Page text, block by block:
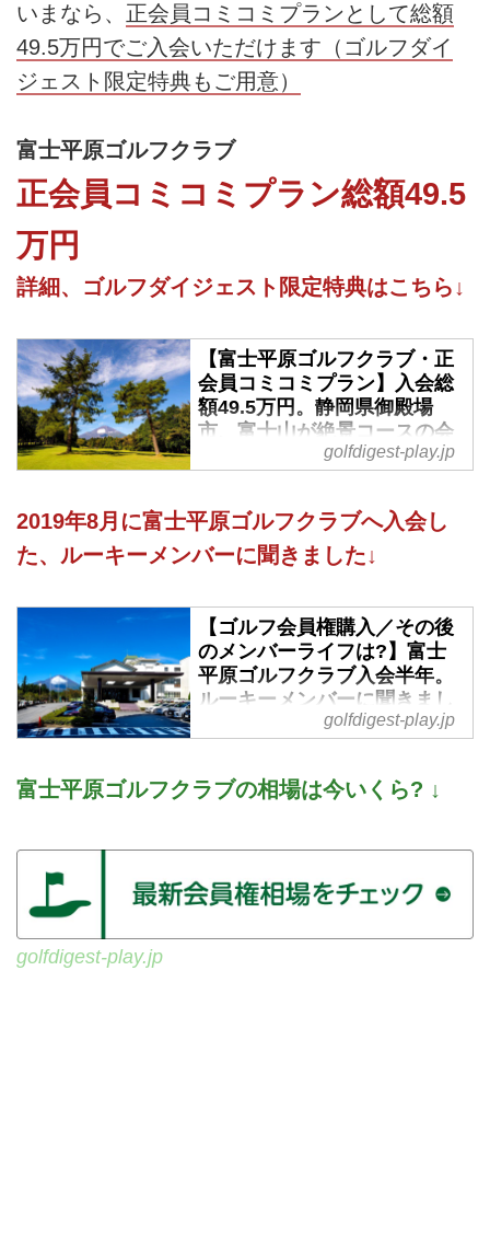
いまなら、 正会員コミコミプランとして総額
49.5万円でご入会いただけます（ゴルフダイ
ジェスト限定特典もご用意）
富士平原ゴルフクラブ
正会員コミコミプラン総額49.5
万円
詳細、ゴルフダイジェスト限定特典はこちら↓
【富士平原ゴルフクラブ・正
会員コミコミプラン】入会総
額49.5万円。静岡県御殿場
市、富士山が絶景コースの会
員権購入情報。ゴルフダイジ
フへ行こうWEB by ゴルフダ
イジェスト
世界遺産に登録された富士山の麓
が研修生時代にここで練習に励み
ました。ほぼフラットで、勾配の
ある丘陵コースが苦手な方にもお
すすめです。ゴルフダイジェスト
だけの『会員権代金+名変料』を
パックにしたお得なコミコミプラ
要項は以下の通りです。新東名高
プコースです。
golfdigest-play.jp
2019年8月に富士平原ゴルフクラブへ入会し
た、ルーキーメンバーに聞きました↓
【ゴルフ会員権購入／その後
のメンバーライフは?】富士
平原ゴルフクラブ入会半年。
ルーキーメンバーに聞きまし
た - ゴルフへ行こうWEB by
ゴルフダイジェスト社会員権サー
ビス部がお送りする新企画「会員
殿場市の富士平原ゴルフクラブへ
令和元年8月に入会した、神奈川
県座間市にお住いの佐藤修一さん
golfdigest-play.jp
富士平原ゴルフクラブの相場は今いくら? ↓
golfdigest-play.jp